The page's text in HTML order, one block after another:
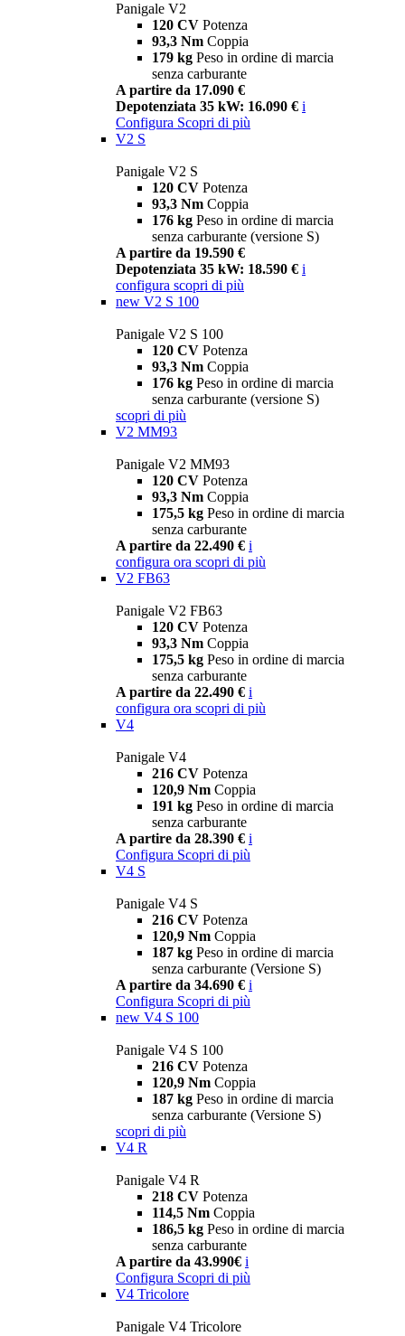
Panigale V2
120 CV Potenza
93,3 Nm Coppia
179 kg Peso in ordine di marcia
senza carburante
A partire da 17.090 €
Depotenziata 35 kW: 16.090 € i
Configura Scopri di più
V2 S
Panigale V2 S
120 CV Potenza
93,3 Nm Coppia
176 kg Peso in ordine di marcia
senza carburante (versione S)
A partire da 19.590 €
Depotenziata 35 kW: 18.590 € i
configura scopri di più
new V2 S 100
Panigale V2 S 100
120 CV Potenza
93,3 Nm Coppia
176 kg Peso in ordine di marcia
senza carburante (versione S)
scopri di più
V2 MM93
Panigale V2 MM93
120 CV Potenza
93,3 Nm Coppia
175,5 kg Peso in ordine di marcia
senza carburante
A partire da 22.490 € i
configura ora scopri di più
V2 FB63
Panigale V2 FB63
120 CV Potenza
93,3 Nm Coppia
175,5 kg Peso in ordine di marcia
senza carburante
A partire da 22.490 € i
configura ora scopri di più
V4
Panigale V4
216 CV Potenza
120,9 Nm Coppia
191 kg Peso in ordine di marcia
senza carburante
A partire da 28.390 € i
Configura Scopri di più
V4 S
Panigale V4 S
216 CV Potenza
120,9 Nm Coppia
187 kg Peso in ordine di marcia
senza carburante (Versione S)
A partire da 34.690 € i
Configura Scopri di più
new V4 S 100
Panigale V4 S 100
216 CV Potenza
120,9 Nm Coppia
187 kg Peso in ordine di marcia
senza carburante (Versione S)
scopri di più
V4 R
Panigale V4 R
218 CV Potenza
114,5 Nm Coppia
186,5 kg Peso in ordine di marcia
senza carburante
A partire da 43.990€ i
Configura Scopri di più
V4 Tricolore
Panigale V4 Tricolore